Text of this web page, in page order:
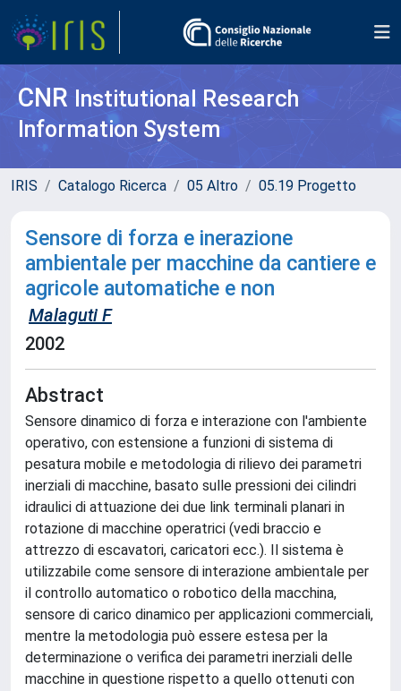
CNR Institutional Research
Information System
IRIS Catalogo Ricerca 05 Altro 05.19 Progetto
Sensore di forza e inerazione
ambientale per macchine da cantiere e
agricole automatiche e non
Malaguti F
2002
Abstract
Sensore dinamico di forza e interazione con l'ambiente
operativo, con estensione a funzioni di sistema di
pesatura mobile e metodologia di rilievo dei parametri
inerziali di macchine, basato sulle pressioni dei cilindri
idraulici di attuazione dei due link terminali planari in
rotazione di macchine operatrici (vedi braccio e
attrezzo di escavatori, caricatori ecc.). Il sistema è
utilizzabile come sensore di interazione ambientale per
il controllo automatico o robotico della macchina,
sensore di carico dinamico per applicazioni commerciali,
mentre la metodologia può essere estesa per la
determinazione o verifica dei parametri inerziali delle
macchine in questione rispetto a quello ottenuti con